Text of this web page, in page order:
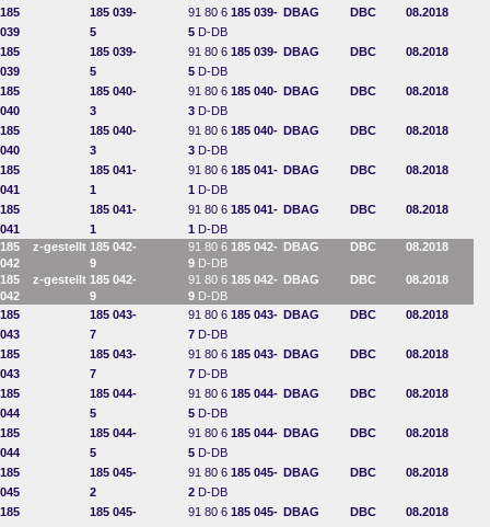
185
039
185 039-
5
91 80 6 185 039-
5 D-DB
DBAG DBC 08.2018
185
039
185 039-
5
91 80 6 185 039-
5 D-DB
DBAG DBC 08.2018
185
040
185 040-
3
91 80 6 185 040-
3 D-DB
DBAG DBC 08.2018
185
040
185 040-
3
91 80 6 185 040-
3 D-DB
DBAG DBC 08.2018
185
041
185 041-
1
91 80 6 185 041-
1 D-DB
DBAG DBC 08.2018
185
041
185 041-
1
91 80 6 185 041-
1 D-DB
DBAG DBC 08.2018
185
042
z-gestellt 185 042-
9
91 80 6 185 042-
9 D-DB
DBAG DBC 08.2018
185
042
z-gestellt 185 042-
9
91 80 6 185 042-
9 D-DB
DBAG DBC 08.2018
185
043
185 043-
7
91 80 6 185 043-
7 D-DB
DBAG DBC 08.2018
185
043
185 043-
7
91 80 6 185 043-
7 D-DB
DBAG DBC 08.2018
185
044
185 044-
5
91 80 6 185 044-
5 D-DB
DBAG DBC 08.2018
185
044
185 044-
5
91 80 6 185 044-
5 D-DB
DBAG DBC 08.2018
185
045
185 045-
2
91 80 6 185 045-
2 D-DB
DBAG DBC 08.2018
185
185 045-
91 80 6 185 045- DBAG DBC 08.2018